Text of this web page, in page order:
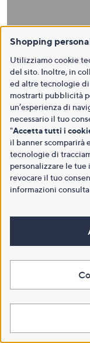
Shopping
Utilizziamo cookie
del sito. Inoltre, in
ed altre tecnologie
mostrarti pubblicità
un’esperienza di
necessario il tuo
"Accetta tutti i
il banner scomparirà
tecnologie di
personalizzare le
revocare il tuo
informazioni